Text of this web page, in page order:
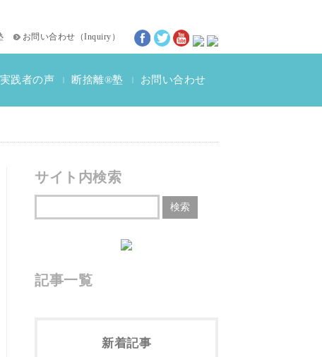
お問い合わせ （Inquiry ）
実践者の声
断捨離®体験談
動画インタビュー
| 断捨離®塾 | お問い合わせ
サイト内検索
記事一覧
新着記事